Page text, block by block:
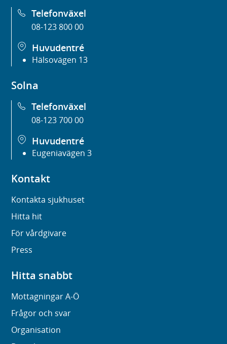
Telefonväxel
08-123 800 00
Huvudentré
Hälsovägen 13
Solna
Telefonväxel
08-123 700 00
Huvudentré
Eugeniavägen 3
Kontakt
Kontakta sjukhuset
Hitta hit
För vårdgivare
Press
Hitta snabbt
Mottagningar A-Ö
Frågor och svar
Organisation